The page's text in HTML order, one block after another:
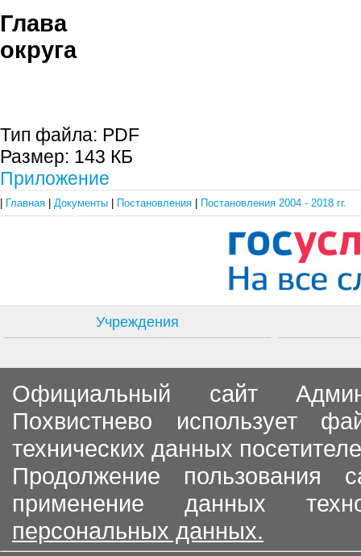
Глава
округа С.П.
Тип файла: PDF
Размер: 143 КБ
Приложение
Главная Документы Постановления Постановления 2004 - 2018 гг.
Учреждения
Официальный сайт
Похвистнево использует
технических данных
Продолжение пользования
применение данных
персональных данных.